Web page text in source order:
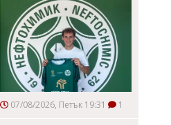
07/08/2026, Петък 19:31 1